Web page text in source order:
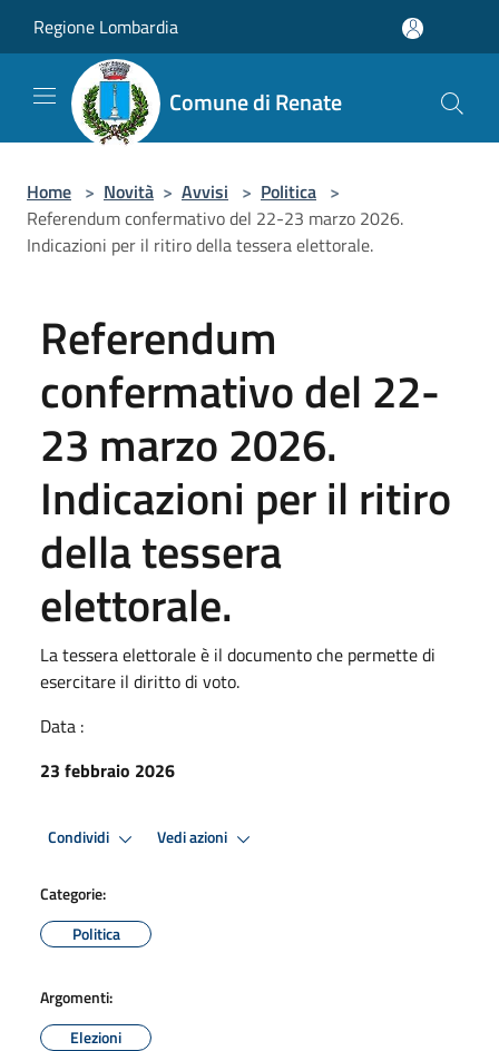
Regione Lombardia
Comune di Renate
Home > Novità > Avvisi > Politica >
Referendum confermativo del 22-23 marzo 2026.
Indicazioni per il ritiro della tessera elettorale.
Referendum
confermativo del 22-
23 marzo 2026.
Indicazioni per il ritiro
della tessera
elettorale.
La tessera elettorale è il documento che permette di
esercitare il diritto di voto.
Data :
23 febbraio 2026
Condividi Vedi azioni
Categorie:
Politica
Argomenti:
Elezioni